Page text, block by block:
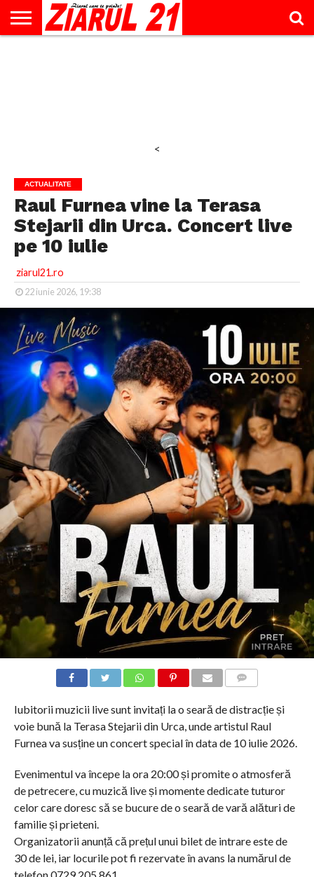
<
ACTUALITATE
Raul Furnea vine la Terasa
Stejarii din Urca. Concert live
pe 10 iulie
ziarul21.ro
22 iunie 2026, 19:38
Iubitorii muzicii live sunt invitați la o seară de distracție și
voie bună la Terasa Stejarii din Urca, unde artistul Raul
Furnea va susține un concert special în data de 10 iulie 2026.
Evenimentul va începe la ora 20:00 și promite o atmosferă
de petrecere, cu muzică live și momente dedicate tuturor
celor care doresc să se bucure de o seară de vară alături de
familie și prieteni.
Organizatorii anunță că prețul unui bilet de intrare este de
30 de lei, iar locurile pot fi rezervate în avans la numărul de